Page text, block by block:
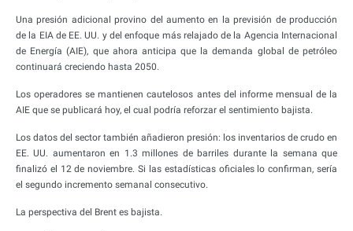
Una presión adicional provino del aumento en la previsión de producción
de la EIA de EE. UU. y del enfoque más relajado de la Agencia Internacional
de Energía (AIE), que ahora anticipa que la demanda global de petróleo
continuará creciendo hasta 2050.
Los operadores se mantienen cautelosos antes del informe mensual de la
AIE que se publicará hoy, el cual podría reforzar el sentimiento bajista.
Los datos del sector también añadieron presión: los inventarios de crudo en
EE. UU. aumentaron en 1.3 millones de barriles durante la semana que
finalizó el 12 de noviembre. Si las estadísticas oficiales lo confirman, sería
el segundo incremento semanal consecutivo.
La perspectiva del Brent es bajista.